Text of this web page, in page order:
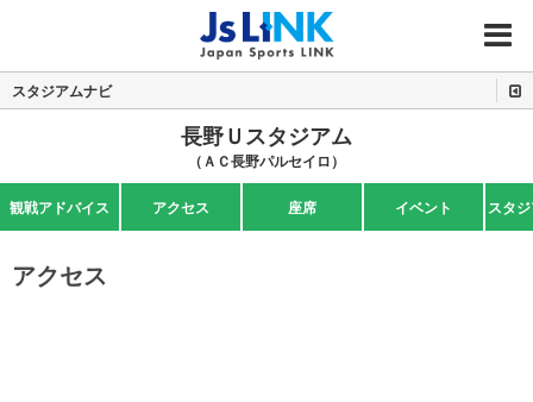
MENU
スタジアムナビ
長野Ｕスタジアム
（ＡＣ長野パルセイロ）
観戦アドバイス アクセス 座席 イベント スタ
アクセス